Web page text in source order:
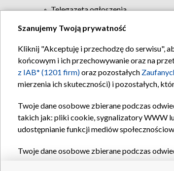
Telegazeta ogłoszenia
Szanujemy Twoją prywatność
Kliknij "Akceptuję i przechodzę do serwisu",
końcowym i ich przechowywanie oraz na
z IAB* (1201 firm)oraz pozostałych
mierzenia ich skuteczności) i pozostałych,
Twoje dane osobowe zbierane podczas
takich jak: pliki cookie, sygnalizatory WWW
udostępnianie funkcji mediów
Twoje dane osobowe zbierane podczas